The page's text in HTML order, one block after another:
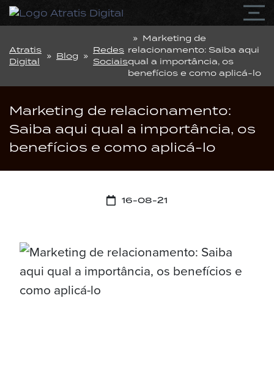
Atratis
Digital
» Blog »
Redes
Sociais
» Marketing de
relacionamento: Saiba aqui
qual a importância, os
benefícios e como aplicá-lo
Marketing de relacionamento:
Saiba aqui qual a importância, os
benefícios e como aplicá-lo
16-08-21